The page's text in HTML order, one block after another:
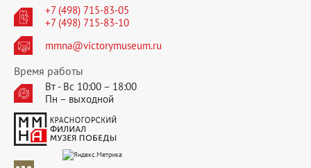
+7 (498) 715-83-05
+7 (498) 715-83-10
mmna@victorymuseum.ru
Время работы
Вт - Вс 10:00 – 18:00
Пн – выходной